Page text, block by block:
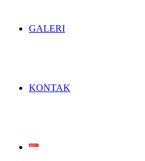
GALERI
KONTAK